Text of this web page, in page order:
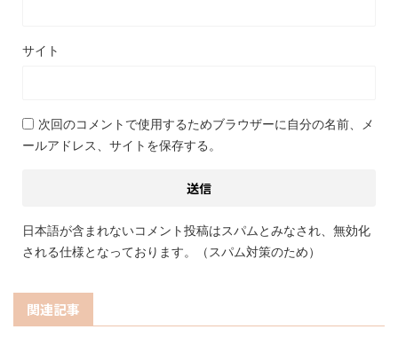
サイト
次回のコメントで使用するためブラウザーに自分の名前、メ
ールアドレス、サイトを保存する。
日本語が含まれないコメント投稿はスパムとみなされ、無効化
される仕様となっております。（スパム対策のため）
関連記事